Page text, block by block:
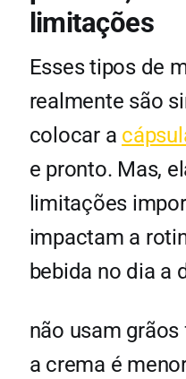
limitações
Esses tipos de
realmente são
colocar a
e pronto. Mas,
limitações
impactam a
bebida no dia a
não usam
a crema é